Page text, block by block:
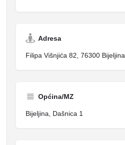
Adresa
Filipa Višnjića 82, 76300 Bijeljina
Općina/MZ
Bijeljina, Dašnica 1